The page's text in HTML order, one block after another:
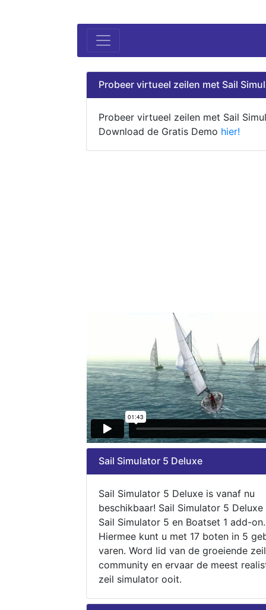
Probeer virtueel zeilen met Sail
Probeer virtueel zeilen met Sail
Download de Gratis Demo hier!
Sail Simulator 5 Deluxe
Sail Simulator 5 Deluxe is vanaf nu
beschikbaar! Sail Simulator 5
Sail Simulator 5 en Boatset 1 add-on.
Hiermee kunt u met 17 boten in 5
varen. Word lid van de groeiende zeil
community en ervaar de meest
zeil simulator ooit.